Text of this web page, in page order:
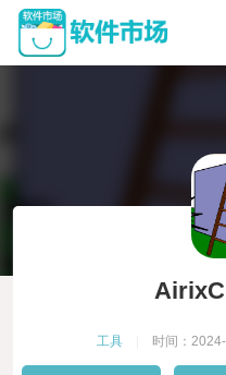
工具 时间：